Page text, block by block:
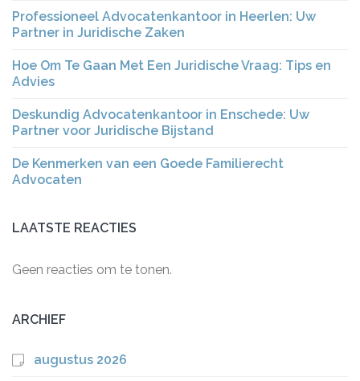
Professioneel Advocatenkantoor in Heerlen: Uw
Partner in Juridische Zaken
Hoe Om Te Gaan Met Een Juridische Vraag: Tips en
Advies
Deskundig Advocatenkantoor in Enschede: Uw
Partner voor Juridische Bijstand
De Kenmerken van een Goede Familierecht
Advocaten
LAATSTE REACTIES
Geen reacties om te tonen.
ARCHIEF
augustus 2026